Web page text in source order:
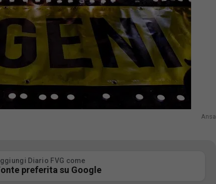
Ansa
Diario FVG come
preferita su Google